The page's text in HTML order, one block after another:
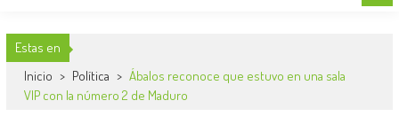
Estas en
Inicio > Política > Ábalos reconoce que estuvo en una sala
VIP con la número 2 de Maduro